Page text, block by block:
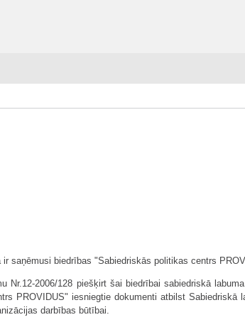
saņēmusi biedrības "Sabiedriskās politikas centrs
2006/128 piešķirt šai biedrībai sabiedriskā
PROVIDUS" iesniegtie dokumenti atbilst
darbības būtībai.